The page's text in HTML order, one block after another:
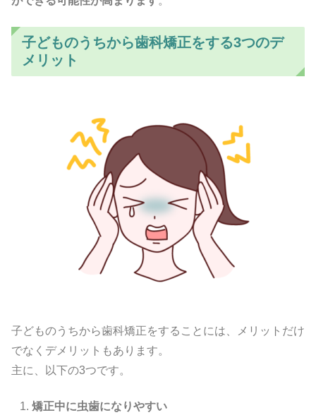
子どものうちから歯科矯正をする3つのデ
メリット
子どものうちから歯科矯正をすることには、メリットだけ
でなくデメリットもあります。
主に、以下の3つです。
矯正中に虫歯になりやすい